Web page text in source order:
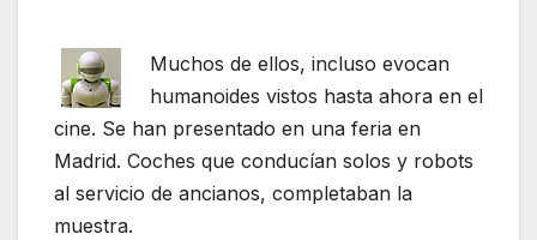
Muchos de ellos, incluso evocan
humanoides vistos hasta ahora en el
cine. Se han presentado en una feria en
Madrid. Coches que conducían solos y robots
al servicio de ancianos, completaban la
muestra.